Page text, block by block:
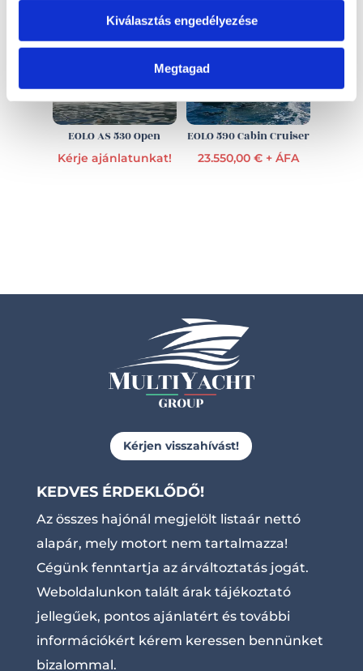
Kiválasztás engedélyezése
Megtagad
EOLO AS 530 Open
Kérje ajánlatunkat!
EOLO 590 Cabin Cruiser
23.550,00 € + ÁFA
Kérjen visszahívást!
KEDVES ÉRDEKLŐDŐ!
Az összes hajónál megjelölt listaár nettó
alapár, mely motort nem tartalmazza!
Cégünk fenntartja az árváltoztatás jogát.
Weboldalunkon talált árak tájékoztató
jellegűek, pontos ajánlatért és további
információkért kérem keressen bennünket
bizalommal.